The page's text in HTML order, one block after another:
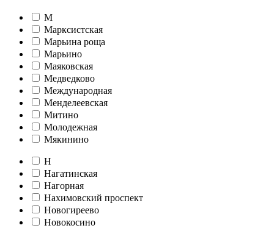
М
Марксистская
Марьина роща
Марьино
Маяковская
Медведково
Международная
Менделеевская
Митино
Молодежная
Мякинино
Н
Нагатинская
Нагорная
Нахимовский проспект
Новогиреево
Новокосино